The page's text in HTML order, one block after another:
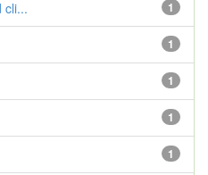
1
cli...
1
1
1
1